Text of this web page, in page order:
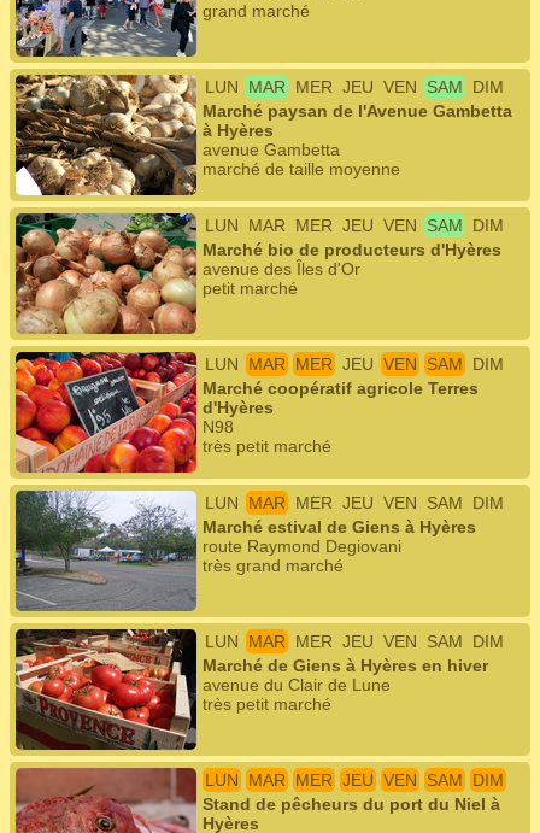
grand marché
LUN MAR MER JEU VEN SAM
DIM
Marché paysan de l'Avenue Gambetta
à Hyères
avenue Gambetta
marché de taille moyenne
LUN MAR MER JEU VEN SAM
DIM
Marché bio de producteurs d'Hyères
avenue des Îles d'Or
petit marché
LUN MAR MER JEU VEN SAM
DIM
Marché coopératif agricole Terres
d'Hyères
N98
très petit marché
LUN MAR MER JEU VEN SAM
DIM
Marché estival de Giens à Hyères
route Raymond Degiovani
très grand marché
LUN MAR MER JEU VEN SAM
DIM
Marché de Giens à Hyères en hiver
avenue du Clair de Lune
très petit marché
LUN MAR MER JEU VEN SAM
DIM
Stand de pêcheurs du port du Niel à
Hyères